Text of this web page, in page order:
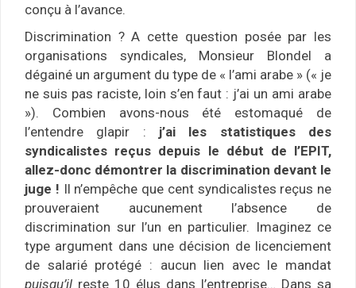
conçu à l’avance.
Discrimination ? A cette question posée par les
organisations syndicales, Monsieur Blondel a
dégainé un argument du type de « l’ami arabe » (« je
ne suis pas raciste, loin s’en faut : j’ai un ami arabe
»). Combien avons-nous été estomaqué de
l’entendre glapir : j’ai les statistiques des
syndicalistes reçus depuis le début de l’EPIT,
allez-donc démontrer la discrimination devant le
juge ! Il n’empêche que cent syndicalistes reçus ne
prouveraient aucunement l’absence de
discrimination sur l’un en particulier. Imaginez ce
type argument dans une décision de licenciement
de salarié protégé : aucun lien avec le mandat
puisqu’il reste 10 élus dans l’entreprise… Dans sa